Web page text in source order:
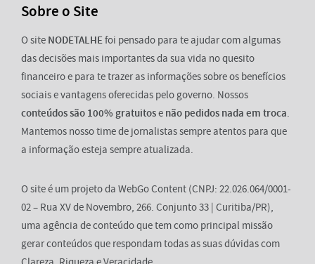
Sobre o Site
O site NODETALHEfoi pensado para te ajudar com algumas
das decisões mais importantes da sua vida no quesito
financeiro e para te trazer as informações sobre os benefícios
sociais e vantagens oferecidas pelo governo. Nossos
conteúdos são 100% gratuitose não pedidos nada em troca.
Mantemos nosso time de jornalistas sempre atentos para que
a informação esteja sempre atualizada.
O site é um projeto da WebGo Content (CNPJ: 22.026.064/0001-
02 – Rua XV de Novembro, 266. Conjunto 33 | Curitiba/PR),
uma agência de conteúdo que tem como principal missão
gerar conteúdos que respondam todas as suas dúvidas com